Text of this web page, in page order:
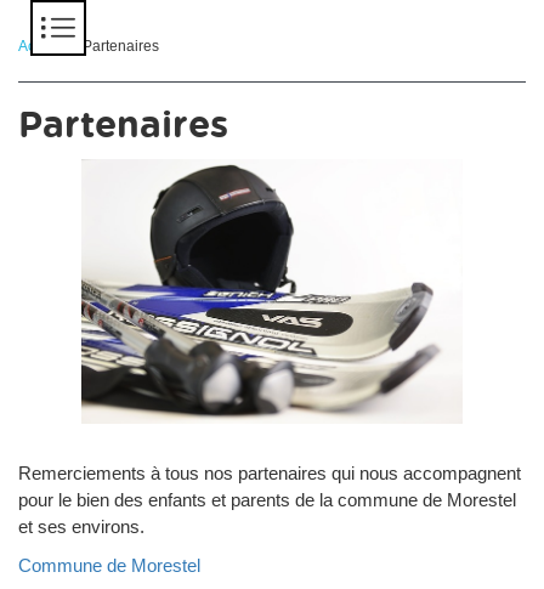
Accueil > Partenaires
Partenaires
Remerciements à tous nos partenaires qui nous accompagnent
pour le bien des enfants et parents de la commune de Morestel
et ses environs.
Commune de Morestel